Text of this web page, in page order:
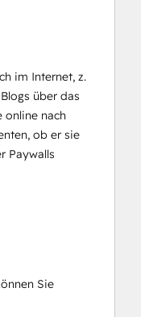
im Internet, z.
über das
online nach
ob er sie
Paywalls
Sie